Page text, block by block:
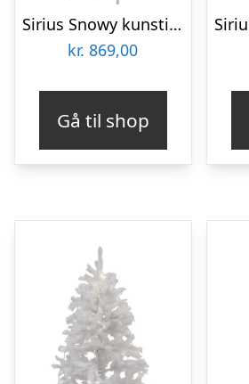
Sirius Snowy kunstigt juletræ med lys, 210 cm
kr. 869,00
Gå til shop